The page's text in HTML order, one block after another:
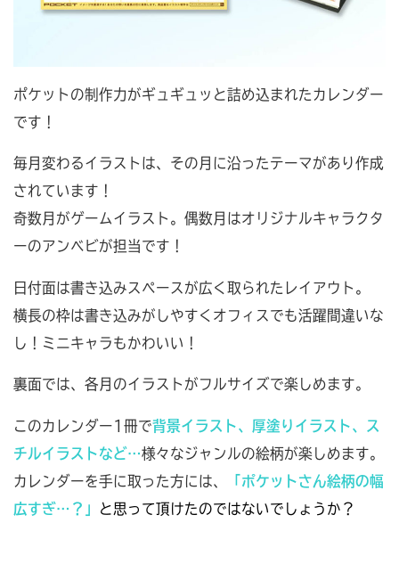
ポケットの制作力がギュギュッと詰め込まれたカレンダー
です！
毎月変わるイラストは、その月に沿ったテーマがあり作成
されています！
奇数月がゲームイラスト。偶数月はオリジナルキャラクタ
ーのアンベビが担当です！
日付面は書き込みスペースが広く取られたレイアウト。
横長の枠は書き込みがしやすくオフィスでも活躍間違いな
し！ミニキャラもかわいい！
裏面では、各月のイラストがフルサイズで楽しめます。
このカレンダー1冊で背景イラスト、厚塗りイラスト、ス
チルイラストなど…様々なジャンルの絵柄が楽しめます。
カレンダーを手に取った方には、
「ポケットさん絵柄の幅
広すぎ…？」
と思って頂けたのではないでしょうか？